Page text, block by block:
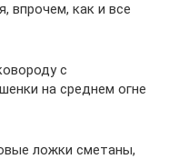
впрочем, как и все
с
на среднем огне
ложки сметаны,